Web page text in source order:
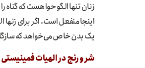
زنان تنها الگو حوا هست که
اینجا منفعل است. اگر برای
یک بدن خاص می‌خواهد که سازگار
شر و رنج در الهیات فمینیستی